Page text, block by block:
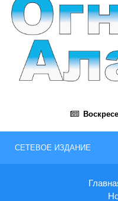
СЕТЕВОЕ ИЗДАНИЕ